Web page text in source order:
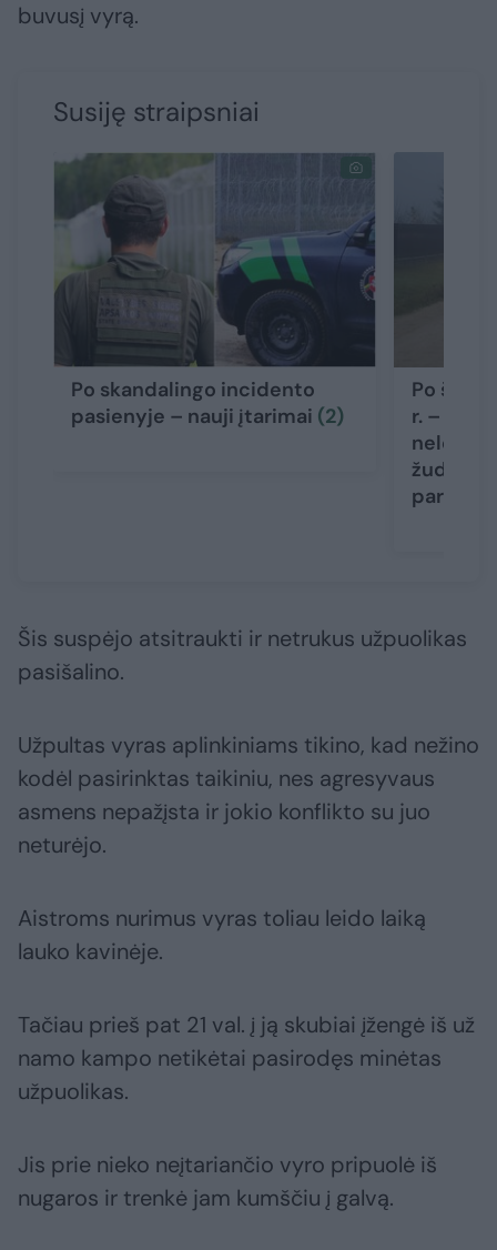
buvusį vyrą.
Susiję straipsniai
Po skandalingo incidento
pasienyje – nauji įtarimai (2)
Po
r. –
žudikas
Šis suspėjo atsitraukti ir netrukus užpuolikas
pasišalino.
Užpultas vyras aplinkiniams tikino, kad nežino
kodėl pasirinktas taikiniu, nes agresyvaus
asmens nepažįsta ir jokio konflikto su juo
neturėjo.
Aistroms nurimus vyras toliau leido laiką
lauko kavinėje.
Tačiau prieš pat 21 val. į ją skubiai įžengė iš už
namo kampo netikėtai pasirodęs minėtas
užpuolikas.
Jis prie nieko neįtariančio vyro pripuolė iš
nugaros ir trenkė jam kumščiu į galvą.